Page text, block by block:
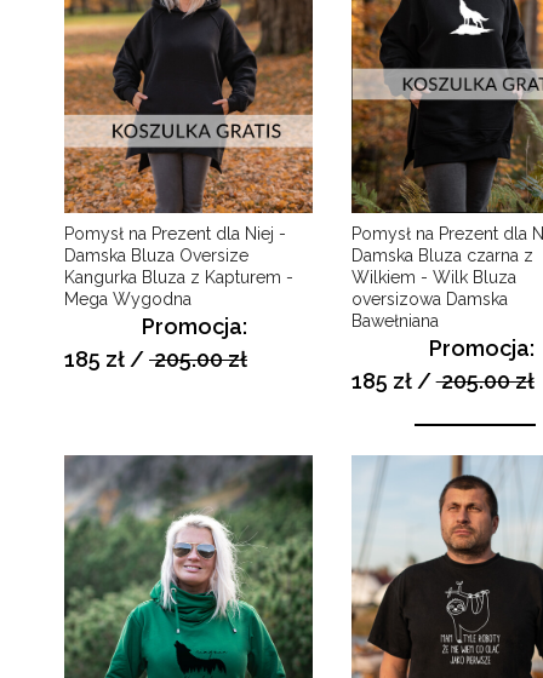
Pomysł na Prezent dla Niej -
Damska Bluza Oversize
Kangurka Bluza z Kapturem -
Mega Wygodna
Promocja:
185 zł/205.00 zł
Pomysł na Prezent dla
Damska Bluza czarna z
Wilkiem - Wilk Bluza
oversizowa Damska
Bawełniana
Promocja:
185 zł/205.00 zł